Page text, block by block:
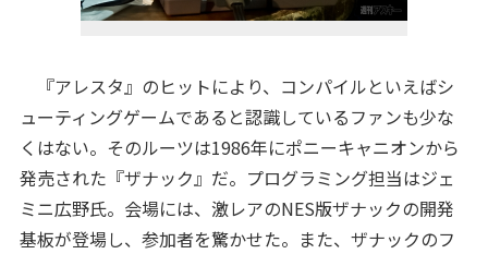
『アレスタ』のヒットにより、コンパイルといえばシ
ューティングゲームであると認識しているファンも少な
くはない。そのルーツは1986年にポニーキャニオンから
発売された『ザナック』だ。プログラミング担当はジェ
ミニ広野氏。会場には、激レアのNES版ザナックの開発
基板が登場し、参加者を驚かせた。また、ザナックのフ